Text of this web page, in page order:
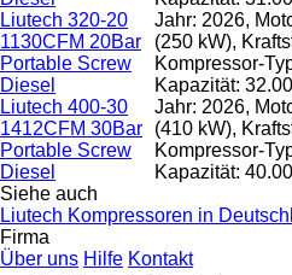
Liutech 320-20
1130CFM 20Bar
Portable Screw
Diesel
Jahr: 2026,
(250 kW),
Kompressor-
Kapazität:
Liutech 400-30
1412CFM 30Bar
Portable Screw
Diesel
Jahr: 2026,
(410 kW),
Kompressor-
Kapazität:
Siehe auch
Liutech Kompressoren in
Firma
Über uns Hilfe Kontakt